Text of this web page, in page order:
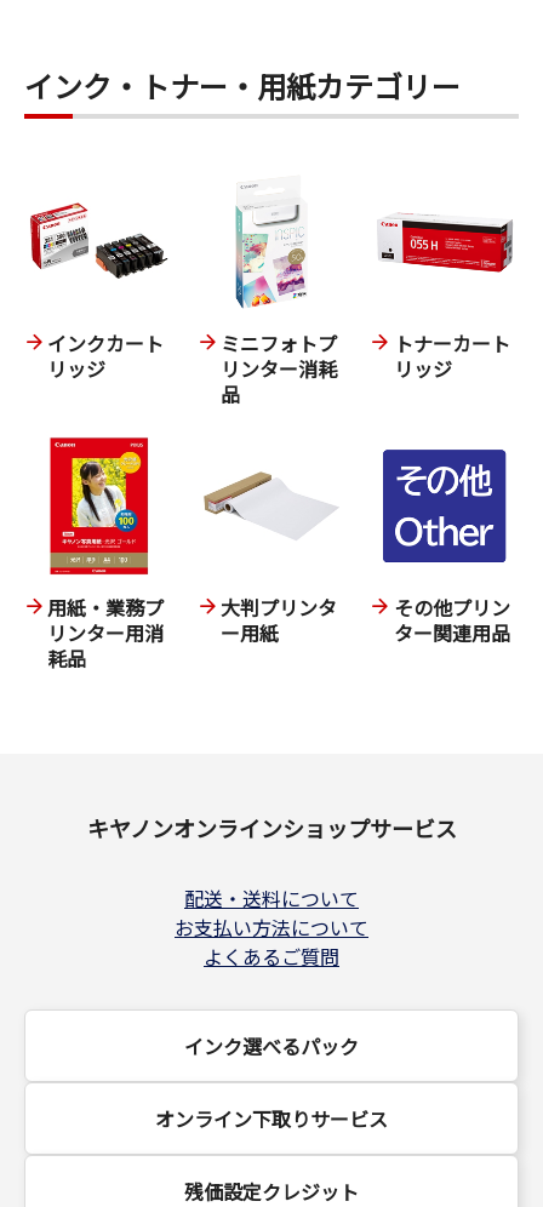
インク・トナー・用紙カテゴリー
インクカート
リッジ
ミニフォトプ
リンター消耗
品
トナーカート
リッジ
用紙・業務プ
リンター用消
耗品
大判プリンタ
ー用紙
その他プリン
ター関連用品
キヤノンオンラインショップサービス
配送・送料について
お支払い方法について
よくあるご質問
インク選べるパック
オンライン下取りサービス
残価設定クレジット